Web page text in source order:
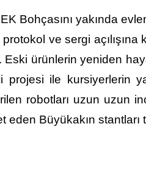
Bohçasını yakında
ve sergi açılışına
Eski ürünlerin yeniden
projesi ile kursiyerlerin
robotları uzun uzun
eden Büyükakın stantları